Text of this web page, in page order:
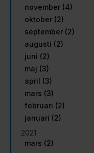
november (4)
oktober (2)
september (2)
augusti (2)
juni (2)
maj (3)
april (3)
mars (3)
februari (2)
januari (2)
2021
mars (2)